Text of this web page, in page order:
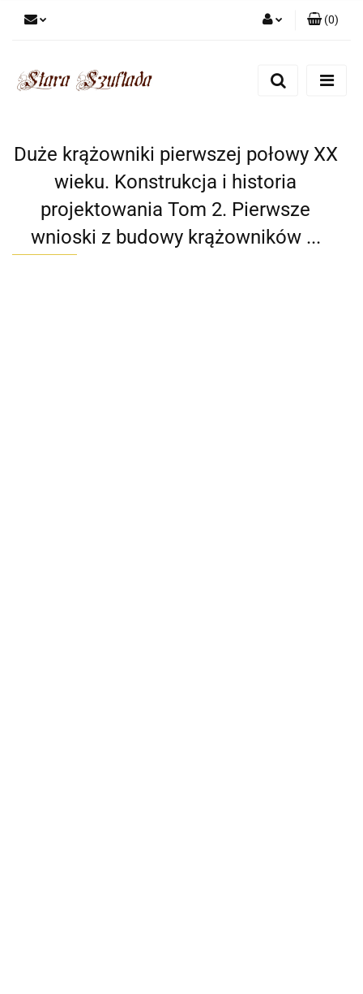
Zarejestruj się
(0)
Duże krążowniki pierwszej połowy XX
wieku. Konstrukcja i historia
projektowania Tom 2. Pierwsze
wnioski z budowy krążowników ...